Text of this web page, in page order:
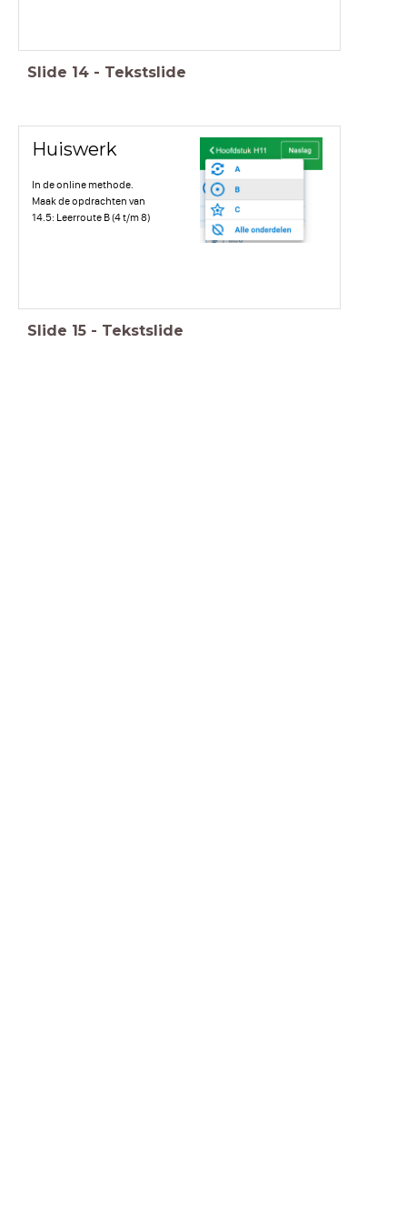
Slide 14 - Tekstslide
Huiswerk
In de online methode.
Maak de opdrachten van
14.5: Leerroute B (4 t/m 8)
Slide 15 - Tekstslide